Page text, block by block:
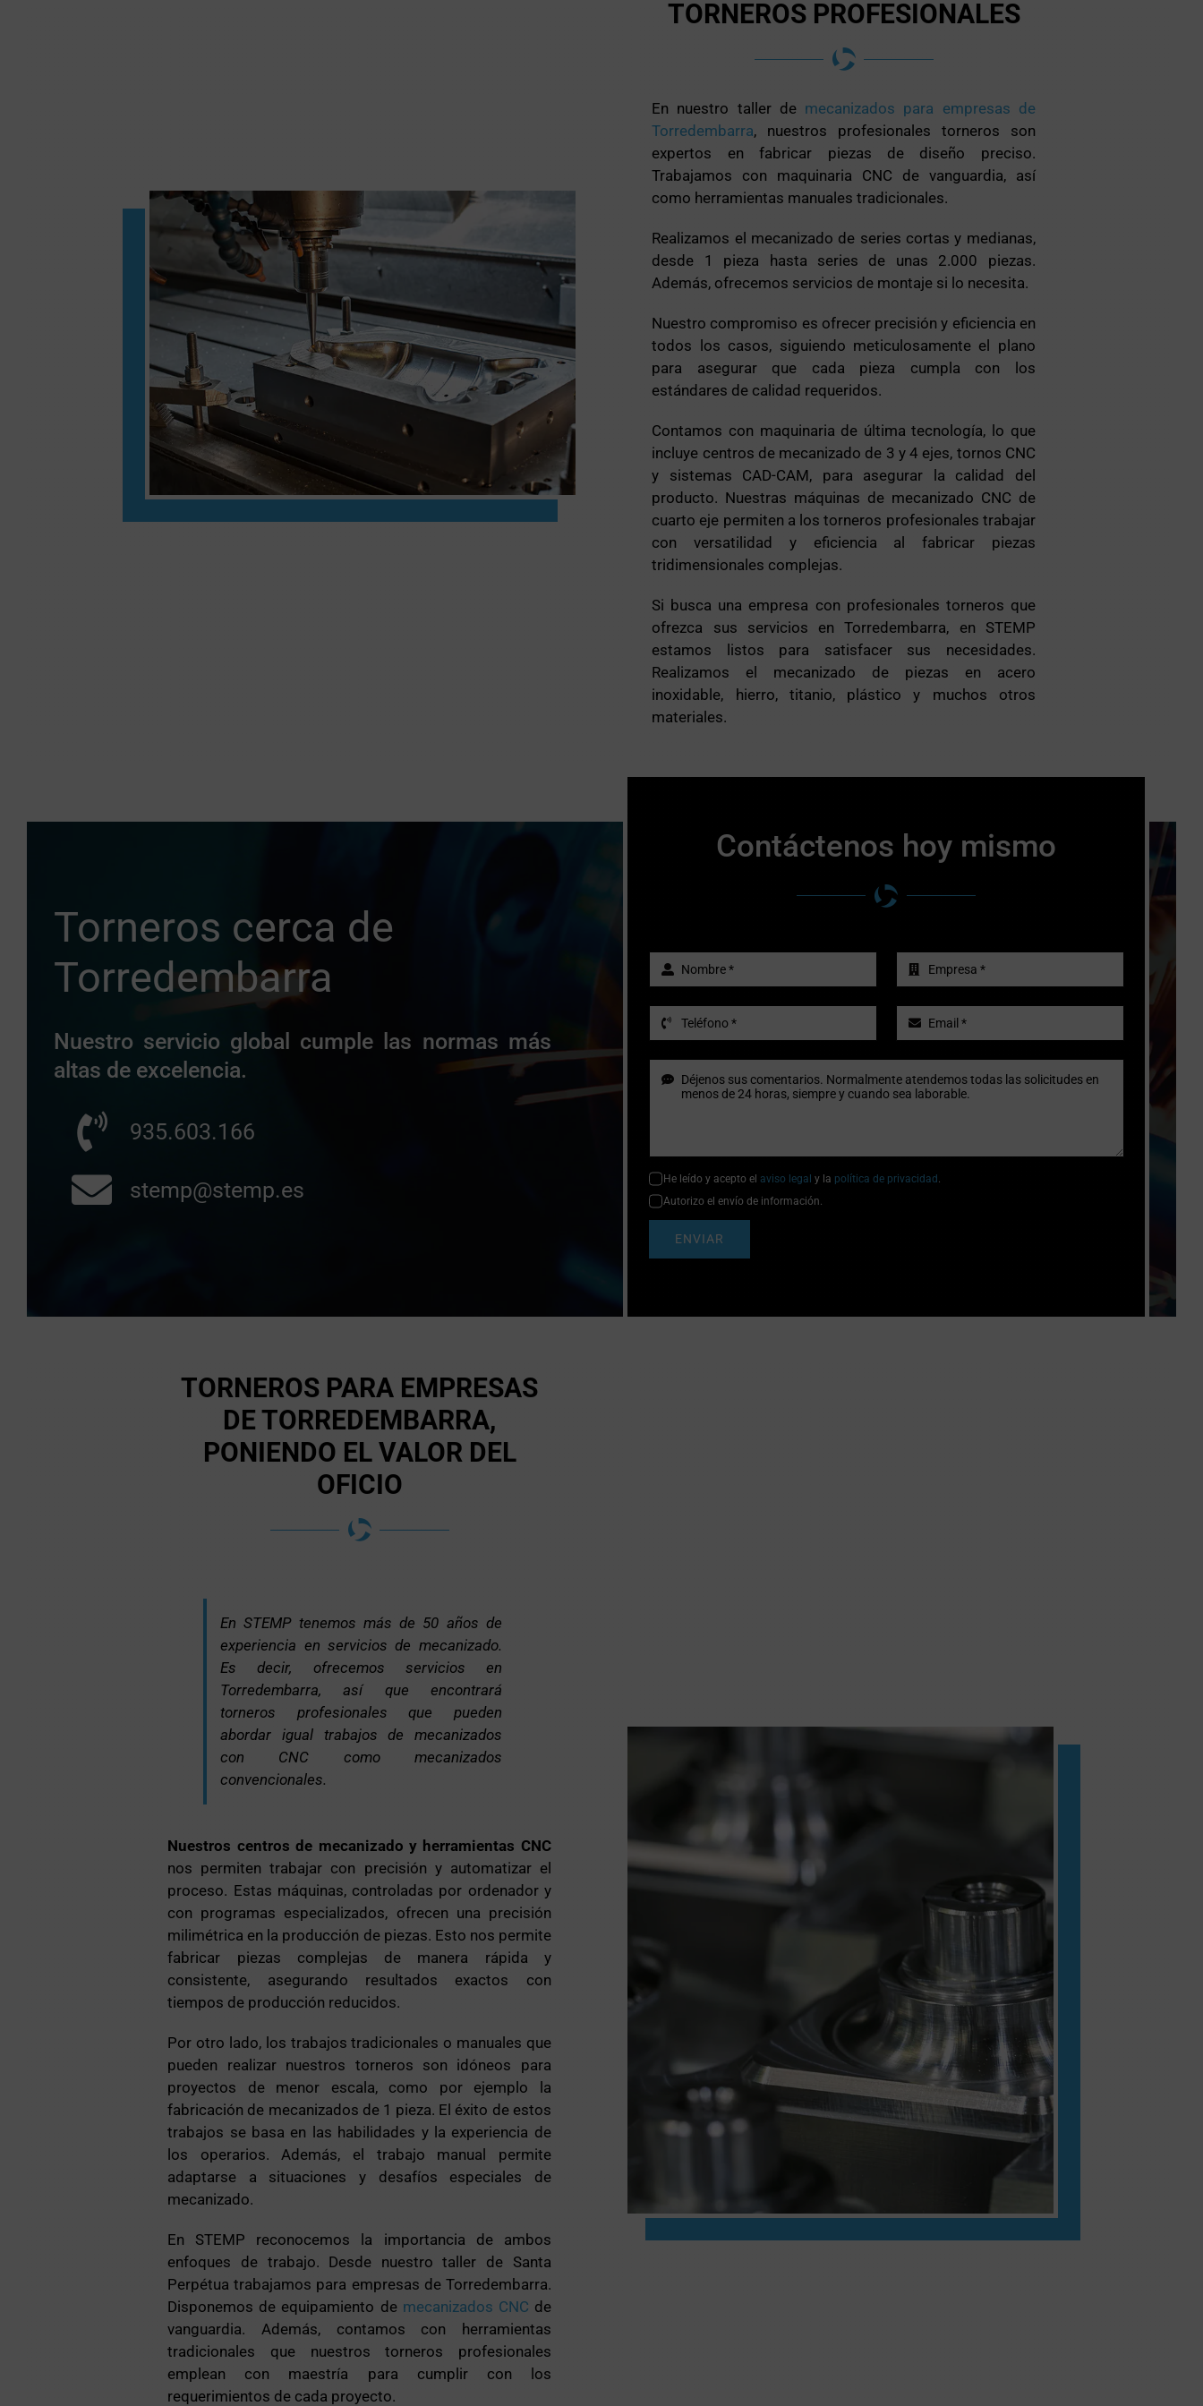
TORNEROS PROFESIONALES
En nuestro taller de mecanizados para empresas de
Torredembarra, nuestros profesionales torneros son
expertos en fabricar piezas de diseño preciso.
Trabajamos con maquinaria CNC de vanguardia, así
como herramientas manuales tradicionales.
Realizamos el mecanizado de series cortas y medianas,
desde 1 pieza hasta series de unas 2.000 piezas.
Además, ofrecemos servicios de montaje si lo necesita.
Nuestro compromiso es ofrecer precisión y eficiencia en
todos los casos, siguiendo meticulosamente el plano
para asegurar que cada pieza cumpla con los
estándares de calidad requeridos.
Contamos con maquinaria de última tecnología, lo que
incluye centros de mecanizado de 3 y 4 ejes, tornos CNC
y sistemas CAD-CAM, para asegurar la calidad del
producto. Nuestras máquinas de mecanizado CNC de
cuarto eje permiten a los torneros profesionales trabajar
con versatilidad y eficiencia al fabricar piezas
tridimensionales complejas.
Si busca una empresa con profesionales torneros que
ofrezca sus servicios en Torredembarra, en STEMP
estamos listos para satisfacer sus necesidades.
Realizamos el mecanizado de piezas en acero
inoxidable, hierro, titanio, plástico y muchos otros
materiales.
Torneros cerca de
Torredembarra
Nuestro servicio global cumple las normas más
altas de excelencia.
935.603.166
stemp@stemp.es
Contáctenos hoy mismo
He leído y acepto el aviso legal y la política de privacidad .
Autorizo el envío de información.
ENVIAR
TORNEROS PARA EMPRESAS
DE TORREDEMBARRA,
PONIENDO EL VALOR DEL
OFICIO
En STEMP tenemos más de 50 años de
experiencia en servicios de mecanizado.
Es decir, ofrecemos servicios en
Torredembarra, así que encontrará
torneros profesionales que pueden
abordar igual trabajos de mecanizados
con CNC como mecanizados
convencionales.
Nuestros centros de mecanizado y herramientas CNC
nos permiten trabajar con precisión y automatizar el
proceso. Estas máquinas, controladas por ordenador y
con programas especializados, ofrecen una precisión
milimétrica en la producción de piezas. Esto nos permite
fabricar piezas complejas de manera rápida y
consistente, asegurando resultados exactos con
tiempos de producción reducidos.
Por otro lado, los trabajos tradicionales o manuales que
pueden realizar nuestros torneros son idóneos para
proyectos de menor escala, como por ejemplo la
fabricación de mecanizados de 1 pieza. El éxito de estos
trabajos se basa en las habilidades y la experiencia de
los operarios. Además, el trabajo manual permite
adaptarse a situaciones y desafíos especiales de
mecanizado.
En STEMP reconocemos la importancia de ambos
enfoques de trabajo. Desde nuestro taller de Santa
Perpétua trabajamos para empresas de Torredembarra.
Disponemos de equipamiento de mecanizados CNC de
vanguardia. Además, contamos con herramientas
tradicionales que nuestros torneros profesionales
emplean con maestría para cumplir con los
requerimientos de cada proyecto.